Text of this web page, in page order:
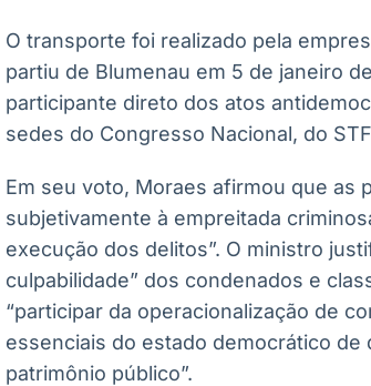
O transporte foi realizado pela
partiu de Blumenau em 5 de janeiro
participante direto dos atos
sedes do Congresso Nacional, do
Em seu voto, Moraes afirmou que as
subjetivamente à empreitada
execução dos delitos”. O ministro
culpabilidade” dos condenados e
“participar da operacionalização de
essenciais do estado democrático
patrimônio público”.